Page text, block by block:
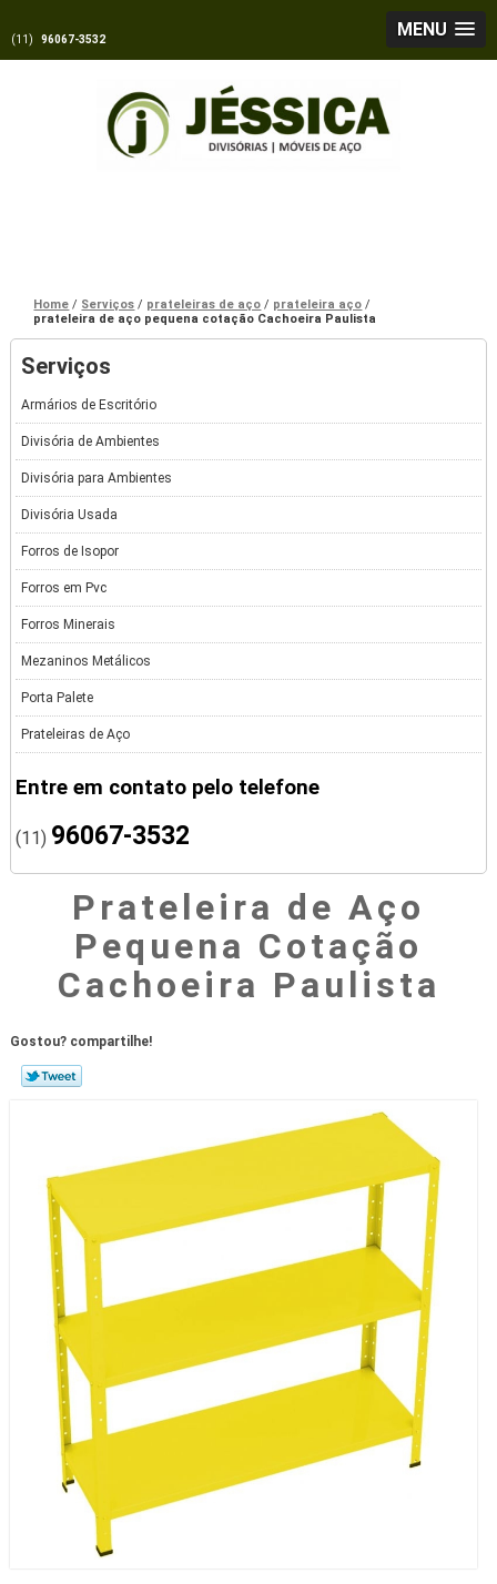
MENU
(11) 96067-3532
Home Serviços prateleiras de aço
prateleira aço
prateleira de aço pequena cotação Cachoeira Paulista
Serviços
Armários de Escritório
Divisória de Ambientes
Divisória para Ambientes
Divisória Usada
Forros de Isopor
Forros em Pvc
Forros Minerais
Mezaninos Metálicos
Porta Palete
Prateleiras de Aço
Entre em contato pelo telefone
(11) 96067-3532
Prateleira de Aço
Pequena Cotação
Cachoeira Paulista
Gostou? compartilhe!